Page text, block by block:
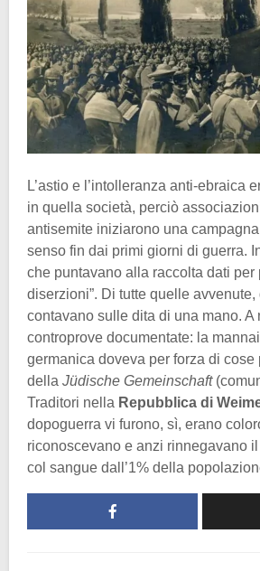
L’astio e l’intolleranza anti-ebraica
in quella società, perciò
antisemite iniziarono una
senso fin dai primi giorni di guerra.
che puntavano alla raccolta dati per
diserzioni”. Di tutte quelle
contavano sulle dita di una mano. A
controprove documentate: la
germanica doveva per forza di
della Jüdische Gemeinschaft
Traditori nella Repubblica di
dopoguerra vi furono, sì, erano
riconoscevano e anzi rinnegavano
col sangue dall’1% della